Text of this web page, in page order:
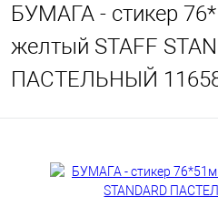
БУМАГА - стикер
желтый STAFF
ПАСТЕЛЬНЫЙ